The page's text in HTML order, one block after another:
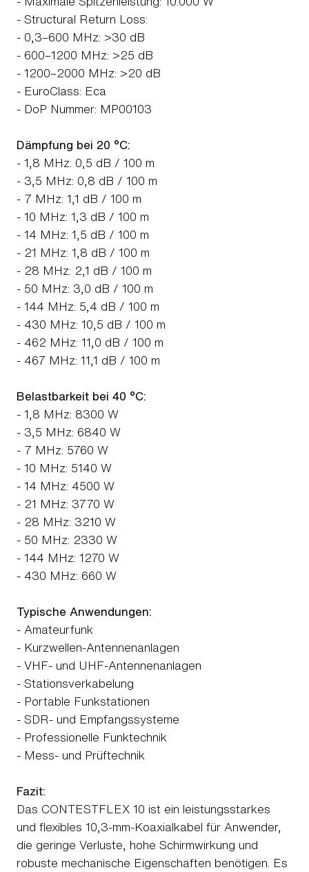
- Structural Return Loss:
- 0,3–600 MHz: >30 dB
- 600–1200 MHz: >25 dB
- 1200–2000 MHz: >20 dB
- EuroClass: Eca
- DoP Nummer: MP00103
Dämpfung bei 20 °C:
- 1,8 MHz: 0,5 dB / 100 m
- 3,5 MHz: 0,8 dB / 100 m
- 7 MHz: 1,1 dB / 100 m
- 10 MHz: 1,3 dB / 100 m
- 14 MHz: 1,5 dB / 100 m
- 21 MHz: 1,8 dB / 100 m
- 28 MHz: 2,1 dB / 100 m
- 50 MHz: 3,0 dB / 100 m
- 144 MHz: 5,4 dB / 100 m
- 430 MHz: 10,5 dB / 100 m
- 462 MHz: 11,0 dB / 100 m
- 467 MHz: 11,1 dB / 100 m
Belastbarkeit bei 40 °C:
- 1,8 MHz: 8300 W
- 3,5 MHz: 6840 W
- 7 MHz: 5760 W
- 10 MHz: 5140 W
- 14 MHz: 4500 W
- 21 MHz: 3770 W
- 28 MHz: 3210 W
- 50 MHz: 2330 W
- 144 MHz: 1270 W
- 430 MHz: 660 W
Typische Anwendungen:
- Amateurfunk
- Kurzwellen-Antennenanlagen
- VHF- und UHF-Antennenanlagen
- Stationsverkabelung
- Portable Funkstationen
- SDR- und Empfangssysteme
- Professionelle Funktechnik
- Mess- und Prüftechnik
Fazit:
Das CONTESTFLEX 10 ist ein leistungsstarkes
und flexibles 10,3-mm-Koaxialkabel für Anwender,
die geringe Verluste, hohe Schirmwirkung und
robuste mechanische Eigenschaften benötigen. Es